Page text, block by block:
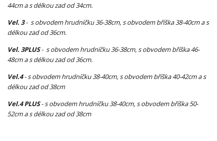
44cm a s délkou zad od 34cm.
Vel. 3- s obvodem hrudníčku 36-38cm, s obvodem bříška 38-40cm a s
délkou zad od 36cm.
Vel. 3PLUS- s obvodem hrudníčku 36-38cm, s obvodem bříška 46-
48cm a s délkou zad od 36cm.
Vel.4- s obvodem hrudníčku 38-40cm, s obvodem bříška 40-42cm a s
délkou zad od 38cm
Vel.4 PLUS- s obvodem hrudníčku 38-40cm, s obvodem bříška 50-
52cm a s délkou zad od 38cm